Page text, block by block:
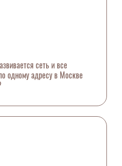
сеть и все
одному адресу в Москве